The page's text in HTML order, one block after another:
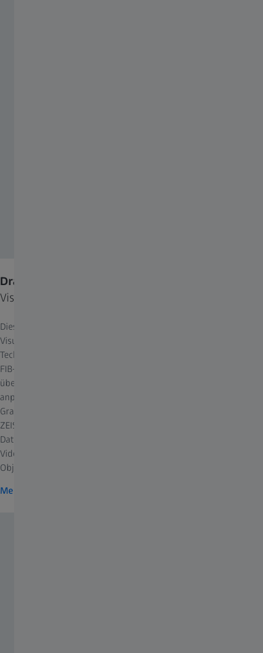
Dragonfly 3D World ZEISS Edition
Visualisierungs- und Analyse-Software
Diese fortschrittliche Softwarelösung dient der Analyse und
Visualisierung von 3D-Daten, die mit unterschiedlichsten
Technologien erhoben wurden, u. a. Röntgenmikroskopsysteme,
FIB-REM und REM. Dragonfly 3D World ZEISS Edition ist exklusiv
über ZEISS erhältlich und bietet ein intuitives, vollständiges und
anpassbares Toolkit zur Visualisierung und Analyse großer 3D-
Graustufendaten. Darüber hinaus ermöglicht Dragonfly 3D World
ZEISS Edition Ihnen die Navigation und Annotation Ihrer 3D-
Daten und die Erstellung von Mediendateien einschließlich
Videos. Mittels Bildverarbeitung, Segmentierung und
Objektanalyse quantifizieren Sie Ihre Ergebnisse.
Mehr zu Dragonfly 3D World ZEISS Edition